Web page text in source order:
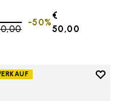
reduced from
to
€
50,00
-50%
Add